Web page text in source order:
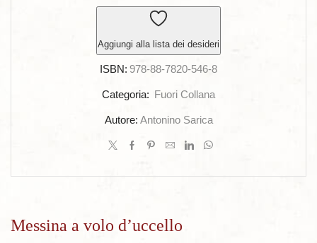
quantità
Aggiungi alla lista dei desideri
ISBN: 978-88-7820-546-8
Categoria: Fuori Collana
Autore: Antonino Sarica
Messina a volo d’uccello